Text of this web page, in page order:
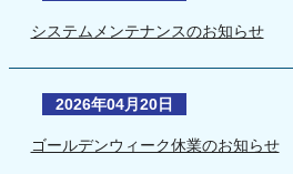
システムメンテナンスのお知らせ
2026年04月20日
ゴールデンウィーク休業のお知らせ